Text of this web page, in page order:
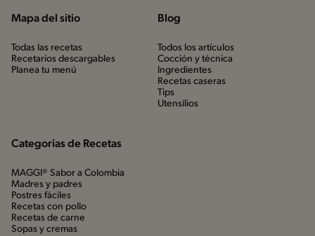
Mapa del sitio
Todas las recetas
Recetarios descargables
Planea tu menú
Blog
Todos los artículos
Cocción y técnica
Ingredientes
Recetas caseras
Tips
Utensílios
Categorias de Recetas
MAGGI® Sabor a Colombia
Madres y padres
Postres fáciles
Recetas con pollo
Recetas de carne
Sopas y cremas